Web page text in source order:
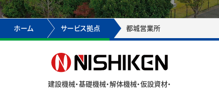
ホーム サービス拠点 都城営業所
建設機械・基礎機械・解体機械・仮設資材・